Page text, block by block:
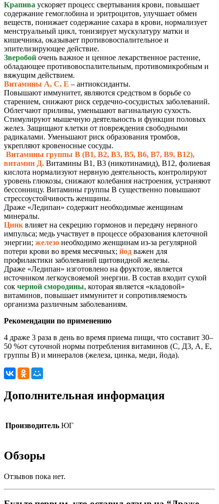
Крапива ускоряет процесс свертывания крови, повышает
содержание гемоглобина и эритроцитов, улучшает обмен
веществ, понижает содержание сахара в крови, нормализует
менструальный цикл, тонизирует мускулатуру матки и
кишечника, оказывает противовоспалительное и
эпителизирующее действие.
Зверобой очень важное и ценное лекарственное растение,
обладающее противовоспалительным, противомикробным и
вяжущим действием.
Витамины А, С, Е – антиоксиданты.
Повышают иммунитет, являются средством в борьбе со
старением, снижают риск сердечно-сосудистых заболеваний.
Облегчают приливы, уменьшают вагинальную сухость.
Стимулируют мышечную деятельность и функции половых
желез. Защищают клетки от повреждения свободными
радикалами. Уменьшают риск образования тромбов,
укрепляют кровеносные сосуды.
Витамины группы В (В1, В2, В3, В5, В6, В7, В9, В12),
витамин Д. Витамины В1, В3 (никотинамид), В12, фолиевая
кислота нормализуют нервную деятельность, контролируют
уровень глюкозы, снижают колебания настроения, устраняют
бессонницу. Витамины группы В существенно повышают
стрессоустойчивость женщины.
Драже «Ледипан» содержит необходимые женщинам
минералы.
Цинк влияет на секрецию гормонов и передачу нервного
импульса; медь участвует в процессе образования клеточной
энергии; железо необходимо женщинам из-за регулярной
потери крови во время месячных; йод важен для
профилактики заболеваний щитовидной железы.
Драже «Ледипан» изготовлено на фруктозе, является
источником легкоусвояемой энергии. В состав входит сухой
сок черной смородины, которая является «кладовой»
витаминов, повышает иммунитет и сопротивляемость
организма различным заболеваниям.
Рекомендации по применению
4 драже 3 раза в день во время приема пищи, что составит 30–
50 %от суточной нормы потребления витаминов (С, Д3, А, Е,
группы В) и минералов (железа, цинка, меди, йода).
Дополнительная информация
Производитель ЮГ
Обзоры
Отзывов пока нет.